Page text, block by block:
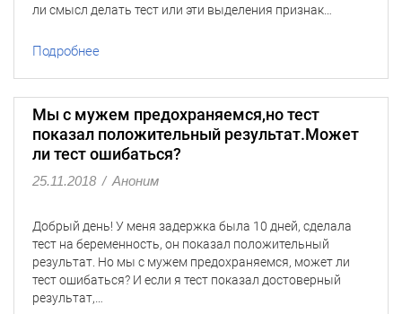
ли смысл делать тест или эти выделения признак…
Подробнее
Мы с мужем предохраняемся,но тест
показал положительный результат.Может
ли тест ошибаться?
25.11.2018 / Аноним
Добрый день! У меня задержка была 10 дней, сделала
тест на беременность, он показал положительный
результат. Но мы с мужем предохраняемся, может ли
тест ошибаться? И если я тест показал достоверный
результат,…